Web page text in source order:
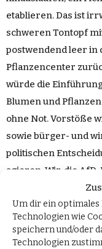
Um dir ein optimales
Technologien wie
speichern und/oder
Technologien
etablieren. Das ist
schweren Tontopf
postwendend leer in
Pflanzencenter
würde die
Blumen und
ohne Not. Vorstöße
sowie bürger- und
politischen
agieren. Wir, die
direktiver Politik von
Herangehensweise
betroffenen
Realitätssinn,